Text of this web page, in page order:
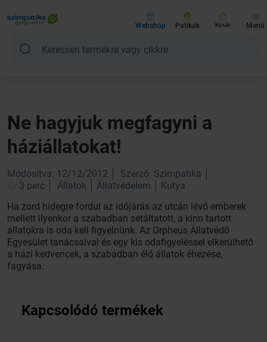
Webshop Patikák Kosár Menü
Ne hagyjuk megfagyni a
háziállatokat!
Módosítva: 12/12/2012
Szerző: Szimpatika
3 perc
Állatok Állatvédelem
Kutya
Ha zord hidegre fordul az időjárás az utcán lévő emberek
mellett ilyenkor a szabadban sétáltatott, a kinn tartott
állatokra is oda kell figyelnünk. Az Orpheus Állatvédő
Egyesület tanácsaival és egy kis odafigyeléssel elkerülhető
a házi kedvencek, a szabadban élő állatok éhezése,
fagyása.
Kapcsolódó termékek